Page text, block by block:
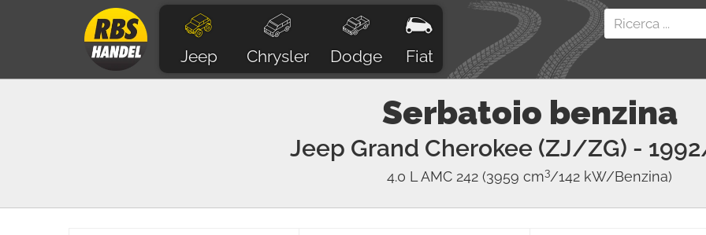
Jeep Chrysler Dodge Fiat
Serbatoio benzina
Jeep Grand Cherokee (ZJ/ZG) -
4.0 L AMC 242 (3959 cm3/142 kW/Benzina)